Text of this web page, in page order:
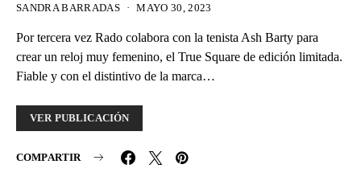
SANDRA BARRADAS MAYO 30, 2023
Por tercera vez Rado colabora con la tenista Ash Barty para
crear un reloj muy femenino, el True Square de edición limitada.
Fiable y con el distintivo de la marca…
VER PUBLICACIÓN
COMPARTIR